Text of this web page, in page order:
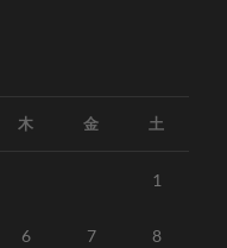
木 金 土
1
6 7 8